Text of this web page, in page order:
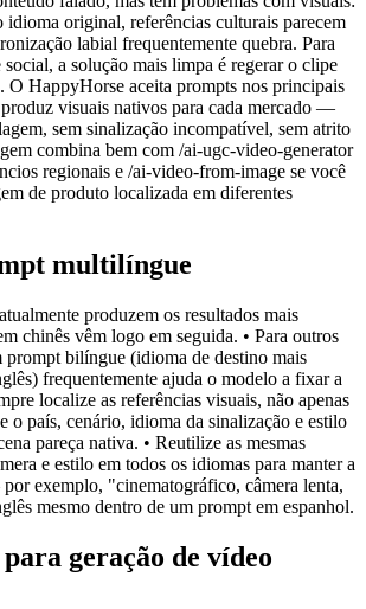
idioma original, referências culturais parecem
labial frequentemente quebra. Para
a solução mais limpa é regerar o clipe
O HappyHorse aceita prompts nos principais
visuais nativos para cada mercado —
sem sinalização incompatível, sem atrito
combina bem com /ai-ugc-video-generator
regionais e /ai-video-from-image se você
de produto localizada em diferentes
multilíngue
produzem os resultados mais
chinês vêm logo em seguida. • Para outros
prompt bilíngue (idioma de destino mais
frequentemente ajuda o modelo a fixar a
localize as referências visuais, não apenas
o país, cenário, idioma da sinalização e estilo
pareça nativa. • Reutilize as mesmas
e estilo em todos os idiomas para manter a
exemplo, "cinematográfico, câmera lenta,
mesmo dentro de um prompt em espanhol.
para geração de vídeo